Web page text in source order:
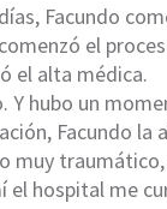
Facundo
el
el alta médica.
Y hubo un
Facundo la
muy
el hospital me